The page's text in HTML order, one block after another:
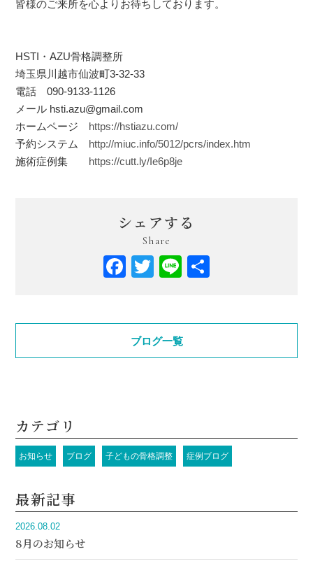
皆様のご来所を心よりお待ちしております。
HSTI・AZU骨格調整所
埼玉県川越市仙波町3-32-33
電話 090-9133-1126
メール hsti.azu@gmail.com
ホームページ https://hstiazu.com/
予約システム http://miuc.info/5012/pcrs/index.htm
施術症例集 https://cutt.ly/Ie6p8je
シェアする
Share
Facebook
Twitter
Line
ブログ一覧
カテゴリ
お知らせ ブログ 子どもの骨格調整 症例ブログ
最新記事
2026.08.02
8月のお知らせ